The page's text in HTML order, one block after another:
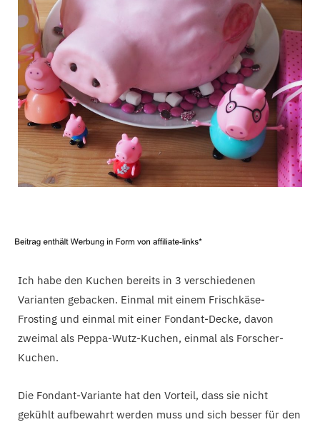
r
t
Ich habe den Kuchen bereits in 3 verschiedenen
Varianten gebacken. Einmal mit einem Frischkäse-
Frosting und einmal mit einer Fondant-Decke, davon
zweimal als Peppa-Wutz-Kuchen, einmal als Forscher-
Kuchen.
Die Fondant-Variante hat den Vorteil, dass sie nicht
gekühlt aufbewahrt werden muss und sich besser für den